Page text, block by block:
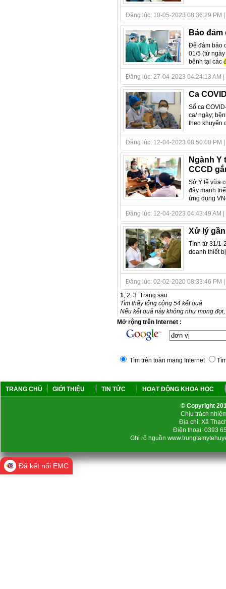
Đăng lúc: 10-05-2023 08:36:29 PM
Bảo
Để đảm bảo
01/5 (từ
bệnh tại các
Đăng lúc: 27-04-2023 04:24:13 AM
Ca
Số ca
ca/ ngày;
theo khuyến
Đăng lúc: 12-04-2023 08:50:00 PM
Ngành Y
CCCD
Sở Y tế vừa
đẩy mạnh
ứng dụng
Đăng lúc: 12-04-2023 04:43:49 AM
Xử lý
Tính từ 31/1-
doanh thiết
Đăng lúc: 02-02-2020 08:33:46 PM
1, 2, 3 Trang sau
Tìm thấy tổng cộng 54 kết quả
Nếu kết quả này không như mong
Mở rộng trên Internet :
Tìm trên toàn mạng Internet
TRANG CHỦ GIỚI THIỆU TIN TỨC HOẠT ĐỘNG KHOA HỌC
© Copyright
Chịu trách
Địa chỉ: Xã
Điện thoại: 0393
Ghi rõ nguồn
Đã kết nối EMC